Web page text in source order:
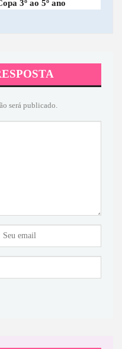
3º ao 5º ano
será publicado.